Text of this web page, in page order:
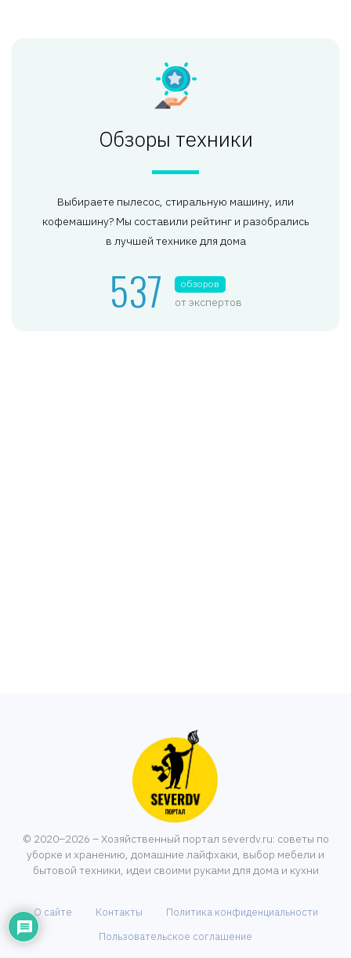
Обзоры техники
Выбираете пылесос, стиральную машину, или
кофемашину? Мы составили рейтинг и разобрались
в лучшей технике для дома
537 обзоров
от экспертов
© 2020–2026 – Хозяйственный портал severdv.ru: советы по
уборке и хранению, домашние лайфхаки, выбор мебели и
бытовой техники, идеи своими руками для дома и кухни
О сайте Контакты
Политика конфиденциальности
Пользовательское соглашение